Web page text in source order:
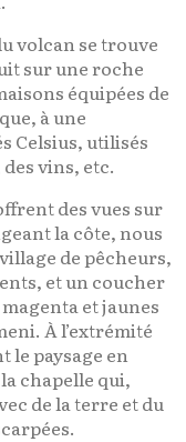
volcan se trouve
sur une roche
équipées de
à une
Celsius, utilisés
vins, etc.
des vues sur
la côte, nous
de pêcheurs,
et un coucher
et jaunes
À l’extrémité
le paysage en
chapelle qui,
de la terre et du